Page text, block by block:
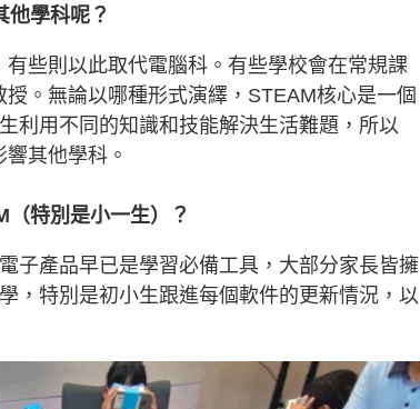
他學科呢？
些則以此取代電腦科。有些學校會在常規課
。無論以哪種形式演繹，STEAM核心是一個
利用不同的知識和技能解決生活難題，所以
其他學科。
特別是小一生）？
子產品早已是學習必備工具，大部分家長皆擁
，特別是初小生跟進每個軟件的更新情況，以